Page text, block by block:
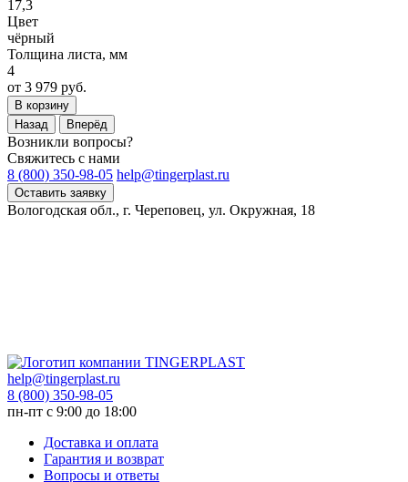
17,3
Цвет
чёрный
Толщина листа, мм
4
от 3 979 руб.
В корзину
Назад
Вперёд
Возникли вопросы?
Свяжитесь с нами
8 (800) 350-98-05 help@tingerplast.ru
Оставить заявку
Вологодская обл., г. Череповец, ул. Окружная, 18
help@tingerplast.ru
8 (800) 350-98-05
пн-пт c 9:00 до 18:00
Доставка и оплата
Гарантия и возврат
Вопросы и ответы